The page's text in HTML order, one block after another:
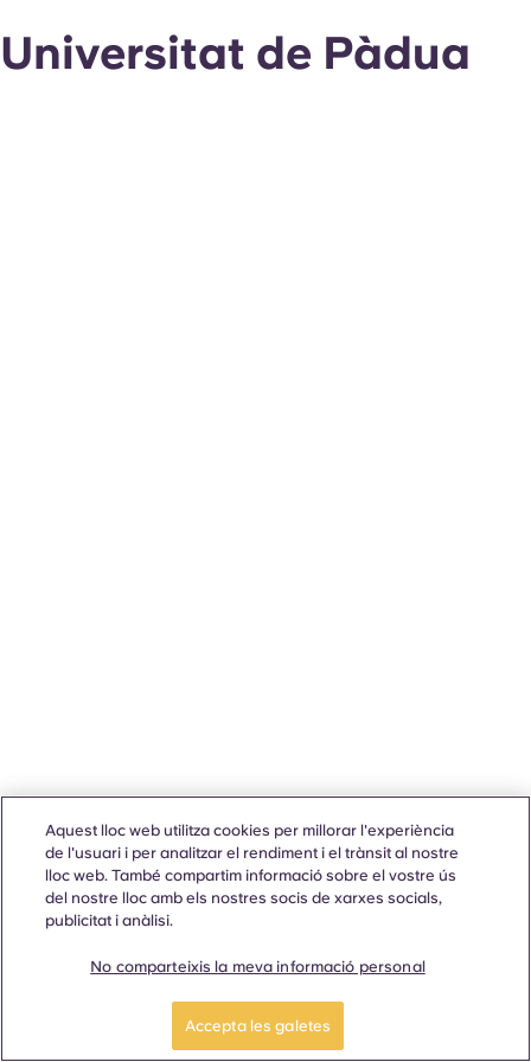
Universitat de Pàdua
Aquest lloc web utilitza cookies per millorar l'experiència
de l'usuari i per analitzar el rendiment i el trànsit al nostre
lloc web. També compartim informació sobre el vostre ús
del nostre lloc amb els nostres socis de xarxes socials,
publicitat i anàlisi.
No comparteixis la meva informació personal
Accepta les galetes